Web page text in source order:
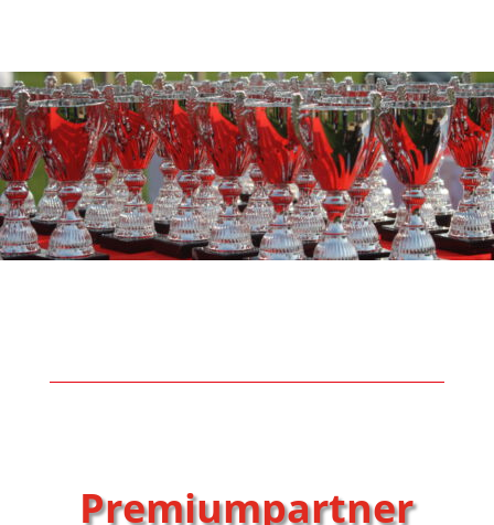
Premiumpartner